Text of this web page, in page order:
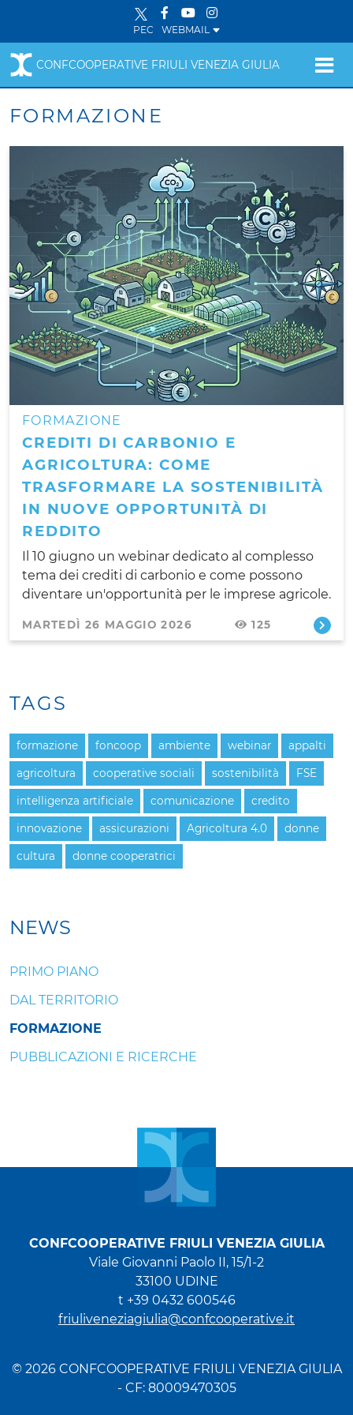
PEC WEBMAIL
CONFCOOPERATIVE FRIULI VENEZIA GIULIA
FORMAZIONE
FORMAZIONE
CREDITI DI CARBONIO E
AGRICOLTURA: COME
TRASFORMARE LA SOSTENIBILITÀ
IN NUOVE OPPORTUNITÀ DI
REDDITO
Il 10 giugno un webinar dedicato al complesso
tema dei crediti di carbonio e come possono
diventare un'opportunità per le imprese agricole.
MARTEDÌ 26 MAGGIO 2026 125
NEWS
PRIMO PIANO
DAL TERRITORIO
FORMAZIONE
PUBBLICAZIONI E RICERCHE
TAGS
formazione foncoop ambiente webinar appalti
agricoltura cooperative sociali sostenibilità FSE
intelligenza artificiale comunicazione credito
innovazione assicurazioni Agricoltura 4.0 donne
cultura donne cooperatrici
CONFCOOPERATIVE FRIULI VENEZIA GIULIA
Viale Giovanni Paolo II, 15/1-2
33100 UDINE
t +39 0432 600546
friuliveneziagiulia@confcooperative.it
© 2026 CONFCOOPERATIVE FRIULI VENEZIA GIULIA
- CF: 80009470305